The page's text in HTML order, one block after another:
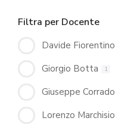
Filtra per Docente
Davide Fiorentino
Giorgio Botta 1
Giuseppe Corrado
Lorenzo Marchisio